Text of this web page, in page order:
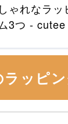
ゃれなラ
3つ - cutee
ッピ